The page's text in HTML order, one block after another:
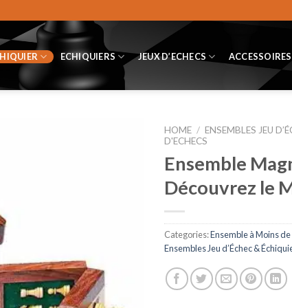
ECHIQUIERS JEUX D’ECHECS ACCESSOIRES
HOME / ENSEMBLES JEU
D'ECHECS
Ensemble
Découvrez le
Categories:Ensemble à Moins
Ensembles Jeu d’Échec &